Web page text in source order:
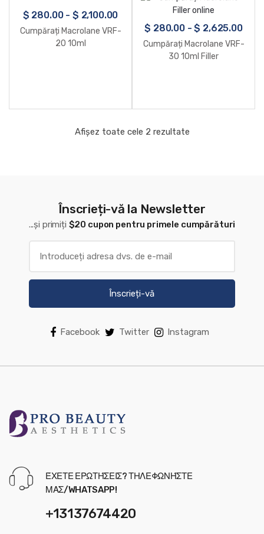
$ 280.00- $ 2,100.00
Cumpărați Macrolane VRF-
20 10ml
$ 280.00-$ 2,625.00
Cumpărați Macrolane VRF-
30 10ml Filler
Afișez toate cele 2 rezultate
Înscrieți-vă la Newsletter
...și primiți $20 cupon pentru primele cumpărături
Înscrieți-vă
Facebook Twitter Instagram
ΈΧΕΤΕ ΕΡΩΤΉΣΕΙΣ? ΤΗΛΕΦΩΝΉΣΤΕ
ΜΑΣ/WHATSAPP!
+13137674420